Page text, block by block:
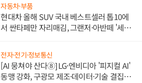
자동차·부품
현대차 올해 SUV 국내 베스트셀러 톱10에
서 싼타페만 자리매김, 그랜저·아반떼 '세단
전자·전기·정보통신
[AI 뭉쳐야 산다⑧] LG·엔비디아 '피지컬 AI'
동맹 강화, 구광모 제조·데이터·기술 결집